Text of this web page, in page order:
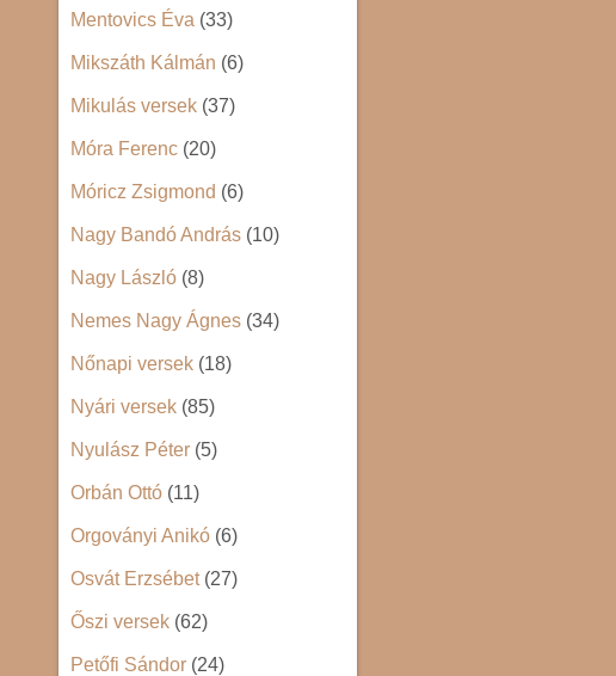
Mentovics Éva (33)
Mikszáth Kálmán (6)
Mikulás versek (37)
Móra Ferenc (20)
Móricz Zsigmond (6)
Nagy Bandó András (10)
Nagy László (8)
Nemes Nagy Ágnes (34)
Nőnapi versek (18)
Nyári versek (85)
Nyulász Péter (5)
Orbán Ottó (11)
Orgoványi Anikó (6)
Osvát Erzsébet(27)
Őszi versek (62)
Petőfi Sándor (24)